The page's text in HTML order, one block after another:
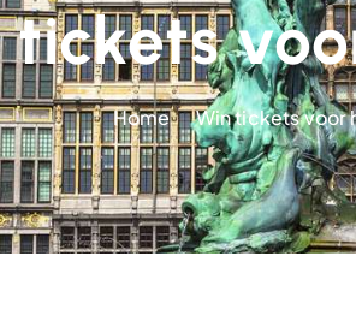
tickets
Home Win tickets voor